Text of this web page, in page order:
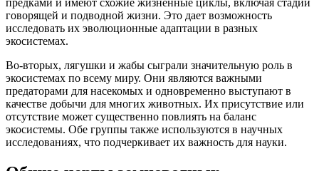
говорящей и подводной жизни. Это дает возможность
исследовать их эволюционные адаптации в разных
экосистемах.
Во-вторых, лягушки и жабы сыграли значительную роль в
экосистемах по всему миру. Они являются важными
предаторами для насекомых и одновременно выступают в
качестве добычи для многих животных. Их присутствие или
отсутствие может существенно повлиять на баланс
экосистемы. Обе группы также используются в научных
исследованиях, что подчеркивает их важность для науки.